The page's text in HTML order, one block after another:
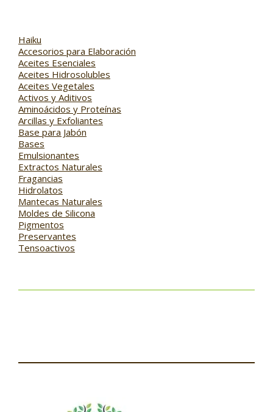
Haiku
Accesorios para Elaboración
Aceites Esenciales
Aceites Hidrosolubles
Aceites Vegetales
Activos y Aditivos
Aminoácidos y Proteínas
Arcillas y Exfoliantes
Base para Jabón
Bases
Emulsionantes
Extractos Naturales
Fragancias
Hidrolatos
Mantecas Naturales
Moldes de Silicona
Pigmentos
Preservantes
Tensoactivos